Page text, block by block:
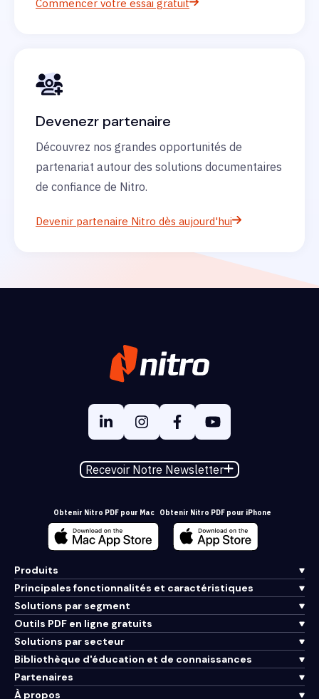
Commencer votre essai gratuit
Devenezr partenaire
Découvrez nos grandes opportunités de
partenariat autour des solutions documentaires
de confiance de Nitro.
Devenir partenaire Nitro dès aujourd'hui
Recevoir Notre Newsletter
Obtenir Nitro PDF pour Mac Obtenir Nitro PDF pour iPhone
Produits
Principales fonctionnalités et caractéristiques
Solutions par segment
Outils PDF en ligne gratuits
Solutions par secteur
Bibliothèque d'éducation et de connaissances
Partenaires
À propos